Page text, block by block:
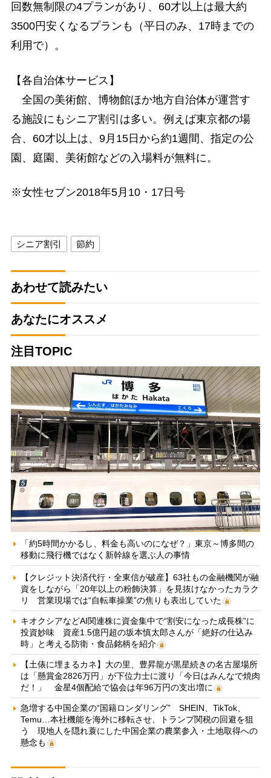
回数無制限の4プランがあり、60才以上は最大約
3500円安くなるプランも（平日のみ、17時までの
利用で）。
【各自治体サービス】
全国の美術館、博物館ほか地方自治体が運営す
る施設にもシニア割引は多い。例えば東京都の場
合、60才以上は、9月15日から約1週間、指定の公
園、庭園、美術館などの入場料が無料に。
※女性セブン2018年5月10・17日号
シニア割引 節約
あわせて読みたい
あなたにオススメ
注目TOPIC
「約5時間かかるし、料金も高いのになぜ？」東京～博多間の
移動に飛行機ではなく新幹線を選ぶ人の事情
【クレジット決済代行・全東信が破産】63社もの金融機関が融
資をしながら「20年以上の粉飾決算」を見抜けなかったカラク
リ 営業現場では“自転車操業”の焦りも表出していた
キオクシアなどAI関連株に資金集中で“割安になった成長株”に
投資妙味 資産1.5億円超の坂本慎太郎さんが「絶好の仕込み
時」と考える防衛・食品銘柄を紹介
【土俵に埋まるカネ】大の里、豊昇龍が黒星続きの名古屋場所
は「懸賞金2826万円」が下位力士に渡り「今日はみんなで焼肉
だ！」 金星4個配給で協会は年96万円の支出増に
急増する中国企業の“国籍ロンダリング” SHEIN、TikTok、
Temu…本社機能を海外に移転させ、トランプ関税の回避を狙
う 現地人を隠れ蓑にした中国企業の農業参入・土地取得への
懸念も